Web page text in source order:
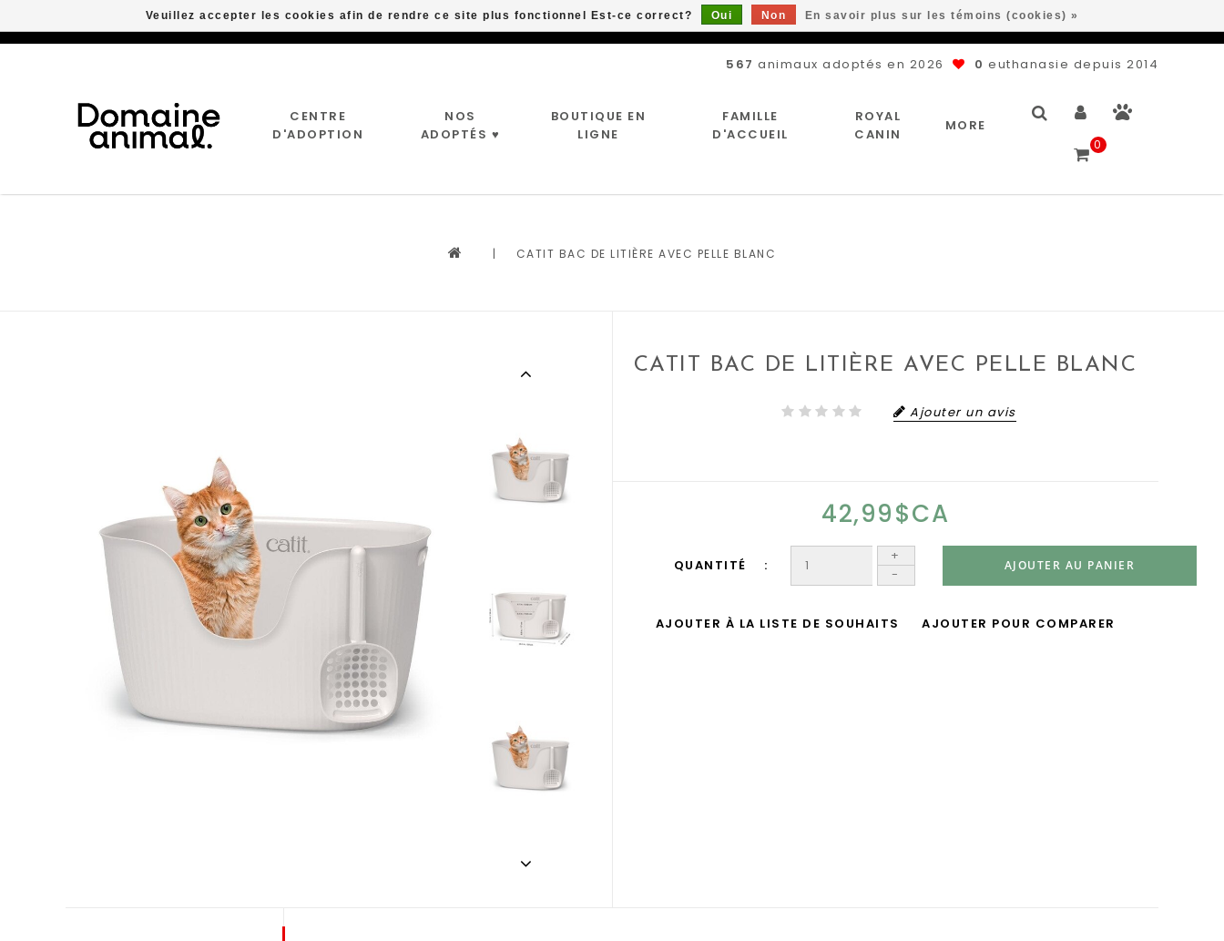
567 animaux adoptés en 2026 0 euthanasie depuis 2014
CENTRE
D'ADOPTION
NOS
ADOPTÉS ♥
BOUTIQUE EN
LIGNE
FAMILLE
D'ACCUEIL
ROYAL
CANIN
MORE
0
| CATIT BAC DE LITIÈRE AVEC PELLE BLANC
CATIT BAC DE LITIÈRE AVEC PELLE BLANC
Ajouter un avis
42,99$CA
QUANTITÉ
+
-
AJOUTER AU PANIER
AJOUTER À LA LISTE DE SOUHAITS AJOUTER POUR COMPARER
Veuillez accepter les cookies afin de rendre ce site plus fonctionnel Est-ce correct? Oui Non En savoir plus sur les témoins (cookies) »
Livraison gratuite à partir de 89$*